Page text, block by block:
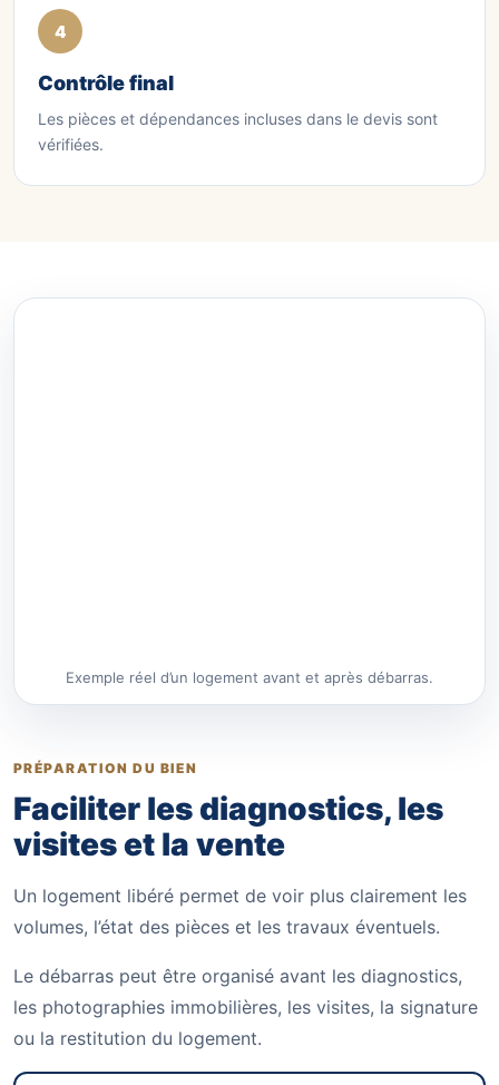
Contrôle final
Les pièces et dépendances incluses dans le devis sont
vérifiées.
Exemple réel d’un logement avant et après débarras.
PRÉPARATION DU BIEN
Faciliter les diagnostics, les
visites et la vente
Un logement libéré permet de voir plus clairement les
volumes, l’état des pièces et les travaux éventuels.
Le débarras peut être organisé avant les diagnostics,
les photographies immobilières, les visites, la signature
ou la restitution du logement.